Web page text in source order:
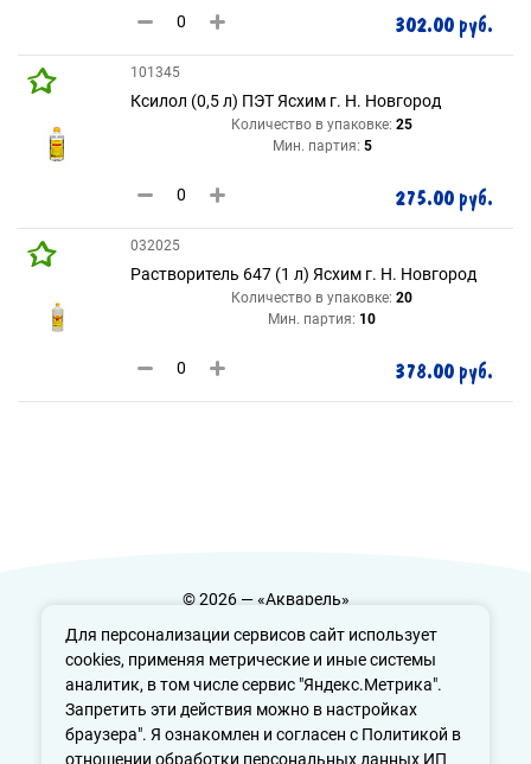
Для персонализации сервисов сайт использует
cookies, применяя метрические и иные системы
аналитик, в том числе сервис "Яндекс.Метрика".
Запретить эти действия можно в настройках
браузера". Я ознакомлен и согласен с Политикой в
отношении обработки персональных данных ИП
302.00 руб.
101345
Ксилол (0,5 л) ПЭТ Ясхим г. Н. Новгород
Количество в упаковке: 25
Мин. партия: 5
275.00 руб.
032025
Растворитель 647 (1 л) Ясхим г. Н. Новгород
Количество в упаковке: 20
Мин. партия: 10
378.00 руб.
© 2026 — «Акварель»
Политика конфиденциальности